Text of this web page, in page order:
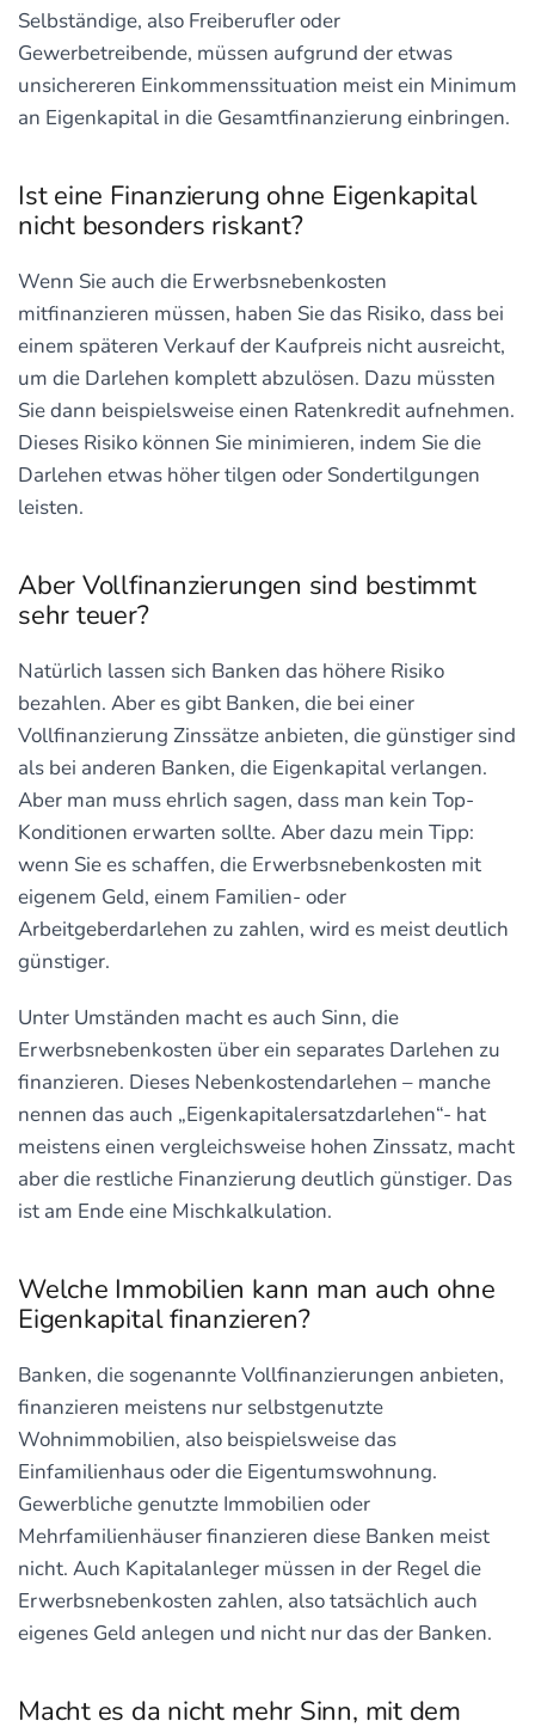
Selbständige, also Freiberufler oder
Gewerbetreibende, müssen aufgrund der etwas
unsichereren Einkommenssituation meist ein Minimum
an Eigenkapital in die Gesamtfinanzierung einbringen.
Ist eine Finanzierung ohne Eigenkapital
nicht besonders riskant?
Wenn Sie auch die Erwerbsnebenkosten
mitfinanzieren müssen, haben Sie das Risiko, dass bei
einem späteren Verkauf der Kaufpreis nicht ausreicht,
um die Darlehen komplett abzulösen. Dazu müssten
Sie dann beispielsweise einen Ratenkredit aufnehmen.
Dieses Risiko können Sie minimieren, indem Sie die
Darlehen etwas höher tilgen oder Sondertilgungen
leisten.
Aber Vollfinanzierungen sind bestimmt
sehr teuer?
Natürlich lassen sich Banken das höhere Risiko
bezahlen. Aber es gibt Banken, die bei einer
Vollfinanzierung Zinssätze anbieten, die günstiger sind
als bei anderen Banken, die Eigenkapital verlangen.
Aber man muss ehrlich sagen, dass man kein Top-
Konditionen erwarten sollte. Aber dazu mein Tipp:
wenn Sie es schaffen, die Erwerbsnebenkosten mit
eigenem Geld, einem Familien- oder
Arbeitgeberdarlehen zu zahlen, wird es meist deutlich
günstiger.
Unter Umständen macht es auch Sinn, die
Erwerbsnebenkosten über ein separates Darlehen zu
finanzieren. Dieses Nebenkostendarlehen – manche
nennen das auch „Eigenkapitalersatzdarlehen“- hat
meistens einen vergleichsweise hohen Zinssatz, macht
aber die restliche Finanzierung deutlich günstiger. Das
ist am Ende eine Mischkalkulation.
Welche Immobilien kann man auch ohne
Eigenkapital finanzieren?
Banken, die sogenannte Vollfinanzierungen anbieten,
finanzieren meistens nur selbstgenutzte
Wohnimmobilien, also beispielsweise das
Einfamilienhaus oder die Eigentumswohnung.
Gewerbliche genutzte Immobilien oder
Mehrfamilienhäuser finanzieren diese Banken meist
nicht. Auch Kapitalanleger müssen in der Regel die
Erwerbsnebenkosten zahlen, also tatsächlich auch
eigenes Geld anlegen und nicht nur das der Banken.
Macht es da nicht mehr Sinn, mit dem